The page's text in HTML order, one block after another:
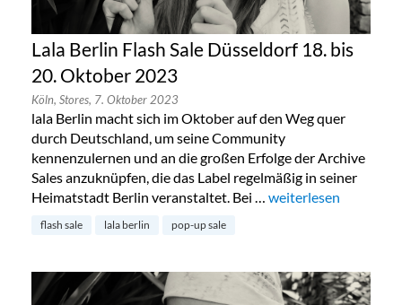
Lala Berlin Flash Sale Düsseldorf 18. bis
20. Oktober 2023
Köln, Stores, 7. Oktober 2023
lala Berlin macht sich im Oktober auf den Weg quer
durch Deutschland, um seine Community
kennenzulernen und an die großen Erfolge der Archive
Sales anzuknüpfen, die das Label regelmäßig in seiner
Heimatstadt Berlin veranstaltet. Bei … „Lala Berlin Flash
weiterlesen
flash sale lala berlin pop-up sale